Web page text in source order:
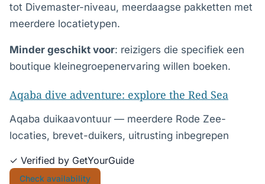
tot Divemaster-niveau, meerdaagse pakketten met
meerdere locatietypen.
Minder geschikt voor: reizigers die specifiek een
boutique kleinegroepenervaring willen boeken.
Aqaba dive adventure: explore the Red Sea
Aqaba duikaavontuur — meerdere Rode Zee-
locaties, brevet-duikers, uitrusting inbegrepen
✓ Verified by GetYourGuide
Check availability